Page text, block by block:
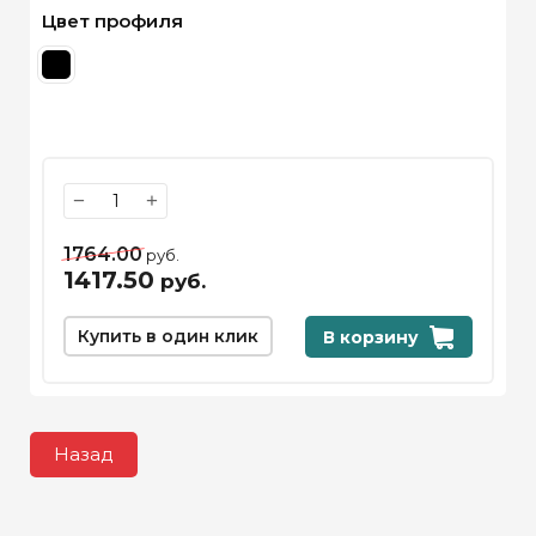
Цвет профиля
− +
1764.00руб.
1417.50 руб.
В корзину
Купить в один клик
Назад